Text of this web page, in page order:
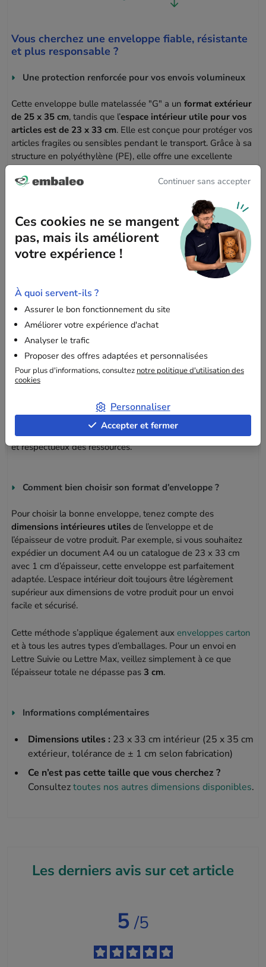
Vous cherchez une enveloppe fiable, résistante
et plus responsable ?
Une protection renforcée pour vos envois volumineux
Cette enveloppe bulle matelassée "G" a unformat extérieur
de 25 x 35 cm, tandis que l’espace intérieur utile pour vos
articles est de 23 x 33 cm. Elle est conçue pour protéger vos
articles fragiles ou sensibles pendant le transport. Grâce à sa
structure en polyéthylène (PE), elle offre une excellente
pour des produits de format A4 tels que catalogues,
Une conception plus durable
Fabriquée à partir de 50 % de matière recyclée, cette
environnemental de vos expéditions. Elle reste
recyclable
d’étanchéité et de fiabilité qu’une enveloppe standard.
Un film à l’aspect légèrement satiné
Le film extérieur présente un aspect légèrement satiné, lié à
contours du contenu sans en révéler les détails. Cet effet
n’altère ni la résistance ni l’étanchéité du produit et illustre
simplement la volonté d’adopter un emballage plus durable
et respectueux des ressources.
Comment bien choisir son format d’enveloppe ?
Pour choisir la bonne enveloppe, tenez compte des
dimensions intérieures utiles de l’enveloppe et de
l’épaisseur de votre produit. Par exemple, si vous souhaitez
expédier un document A4 ou un catalogue de 23 x 33 cm
avec 1 cm d’épaisseur, cette enveloppe est parfaitement
adaptée. L’espace intérieur doit toujours être légèrement
supérieur aux dimensions de votre produit pour un envoi
facile et sécurisé.
Cette méthode s’applique également auxenveloppes carton
et à tous les autres types d’emballages. Pour un envoi en
Lettre Suivie ou Lettre Max, veillez simplement à ce que
l’épaisseur totale ne dépasse pas3 cm.
Informations complémentaires
Dimensions utiles : 23 x 33 cm intérieur (25 x 35 cm
extérieur, tolérance de ± 1 cm selon fabrication)
Ce n’est pas cette taille que vous cherchez ?
Consulteztoutes nos autres dimensions disponibles.
Les derniers avis sur cet article
5 /5
Continuer sans accepter
Ces cookies ne se mangent
pas, mais ils améliorent
votre expérience !
À quoi servent-ils ?
Assurer le bon fonctionnement du site
Améliorer votre expérience d'achat
Analyser le trafic
Proposer des offres adaptées et personnalisées
Pour plus d'informations, consultez notre politique d'utilisation des
cookies
Personnaliser
Accepter et fermer